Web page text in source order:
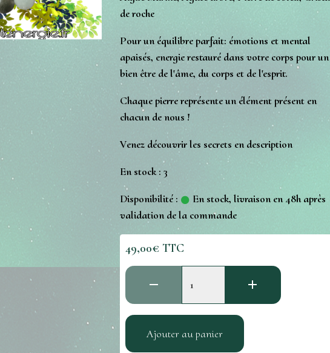
de roche
Pour un équilibre parfait: émotions et mental
apaisés, energie restauré dans votre corps pour un
bien être de l'âme, du corps et de l'esprit.
Chaque pierre représente un élément présent en
chacun de nous !
Venez découvrir les secrets en description
En stock : 3
Disponibilité :
En stock, livraison en 48h après
validation de la commande
49,00€ TTC
Ajouter au panier